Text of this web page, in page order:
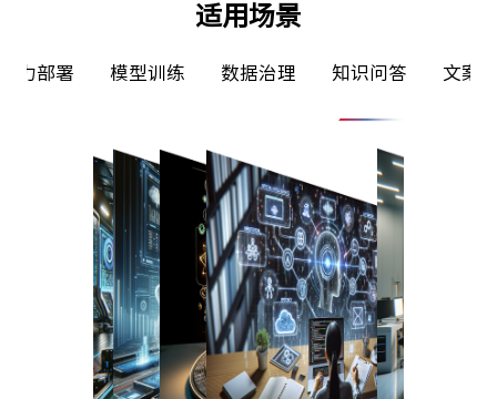
适用场景
模型训练 数据治理 知识问答 文案写作